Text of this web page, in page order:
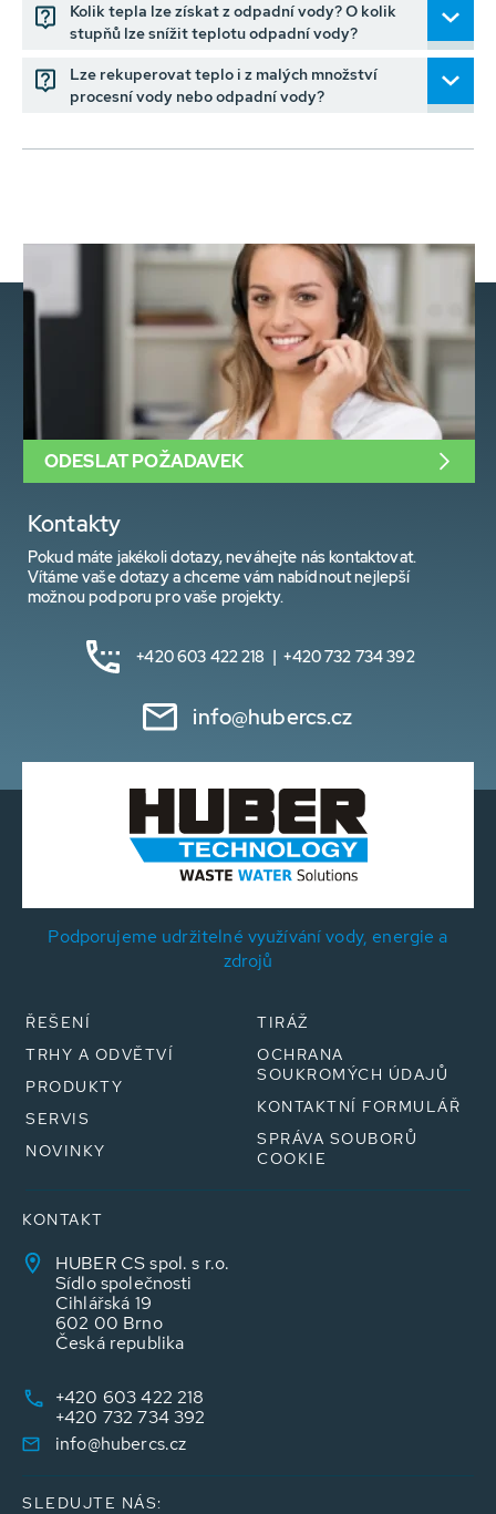
Kolik tepla lze získat z odpadní vody? O kolik
stupňů lze snížit teplotu odpadní vody?
Lze rekuperovat teplo i z malých množství
procesní vody nebo odpadní vody?
Kontakty
Pokud máte jakékoli dotazy, neváhejte nás kontaktovat.
Vítáme vaše dotazy a chceme vám nabídnout nejlepší
možnou podporu pro vaše projekty.
+420 603 422 218 | +420 732 734 392
info@hubercs.cz
ODESLAT POŽADAVEK
Podporujeme udržitelné využívání vody, energie a
zdrojů
ŘEŠENÍ
TRHY A ODVĚTVÍ
PRODUKTY
SERVIS
NOVINKY
TIRÁŽ
OCHRANA
SOUKROMÝCH ÚDAJŮ
KONTAKTNÍ FORMULÁŘ
SPRÁVA SOUBORŮ
COOKIE
KONTAKT
HUBER CS spol. s r.o.
Sídlo společnosti
Cihlářská 19
602 00 Brno
Česká republika
+420 603 422 218
+420 732 734 392
info@hubercs.cz
SLEDUJTE NÁS: